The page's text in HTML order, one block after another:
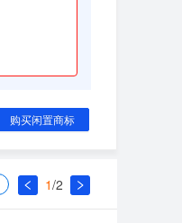
购买闲置商标
1/2